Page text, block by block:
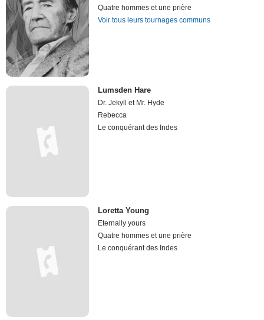
Quatre hommes et une prière
Voir tous leurs tournages communs
Lumsden Hare
Dr. Jekyll et Mr. Hyde
Rebecca
Le conquérant des Indes
Loretta Young
Eternally yours
Quatre hommes et une prière
Le conquérant des Indes